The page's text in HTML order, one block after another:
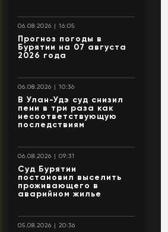
06.08.2026 | 16:05
Прогноз погоды в
Бурятии на 07 августа
2026 года
06.08.2026 | 10:36
В Улан-Удэ суд снизил
пени в три раза как
несоответствующую
последствиям
06.08.2026 | 09:31
Суд Бурятии
постановил выселить
проживающего в
аварийном жилье
05.08.2026 | 20:36